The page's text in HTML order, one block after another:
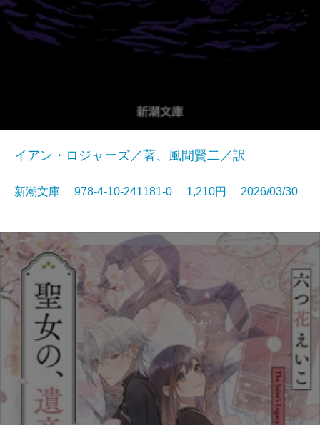
イアン・ロジャーズ／著、風間賢二／訳
新潮文庫 978-4-10-241181-0 1,210円 2026/03/30